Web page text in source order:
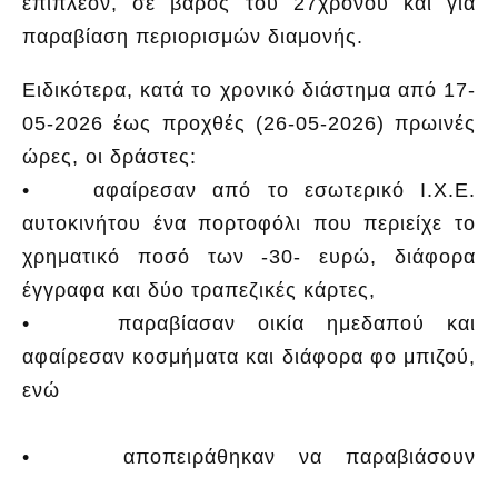
παραβίαση περιορισμών διαμονής.
Ειδικότερα, κατά το χρονικό διάστημα από 17-
05-2026 έως προχθές (26-05-2026) πρωινές
ώρες, οι δράστες:
• αφαίρεσαν από το εσωτερικό Ι.Χ.Ε.
αυτοκινήτου ένα πορτοφόλι που περιείχε το
χρηματικό ποσό των -30- ευρώ, διάφορα
έγγραφα και δύο τραπεζικές κάρτες,
• παραβίασαν οικία ημεδαπού και
αφαίρεσαν κοσμήματα και διάφορα φο μπιζού,
ενώ
• αποπειράθηκαν να παραβιάσουν